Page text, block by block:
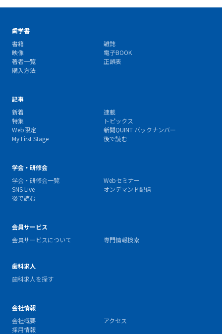
歯学書
書籍
雑誌
映像
電子BOOK
著者一覧
正誤表
購入方法
記事
新着
連載
特集
トピックス
Web限定
新聞QUINT バックナンバー
My First Stage
後で読む
学会・研修会
学会・研修会一覧
Webセミナー
SNS Live
オンデマンド配信
後で読む
会員サービス
会員サービスについて
専門情報検索
歯科求人
歯科求人を探す
会社情報
会社概要
アクセス
採用情報